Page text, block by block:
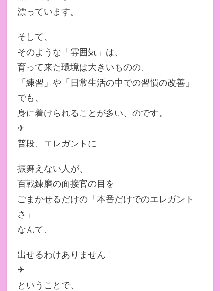
漂っています。
そして、
そのような「雰囲気」は、
育って来た環境は大きいものの、
「練習」や「日常生活の中での習慣の改善」
でも、
身に着けられることが多い、のです。
✈
普段、エレガントに
振舞えない人が、
百戦錬磨の面接官の目を
ごまかせるだけの「本番だけでのエレガント
さ」
なんて、
出せるわけありません！
✈
ということで、